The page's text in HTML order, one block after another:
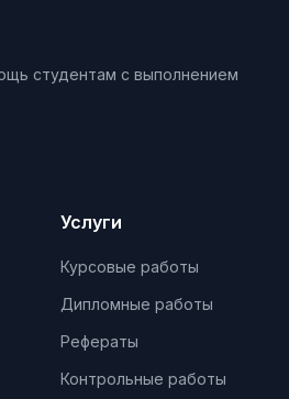
студентам с выполнением
Услуги
Курсовые работы
Дипломные работы
Рефераты
Контрольные работы